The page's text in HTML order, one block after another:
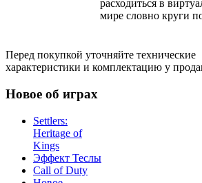
расходиться в
мире словно круги
Перед покупкой уточняйте технические
характеристики и комплектацию у
Новое об играх
Settlers:
Heritage of
Kings
Эффект Теслы
Call of Duty